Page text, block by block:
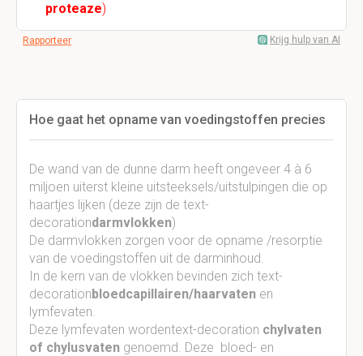
proteaze)
Rapporteer Krijg hulp van AI
Hoe gaat het opname van voedingstoffen precies
De wand van de dunne darm heeft ongeveer 4 à 6
miljoen uiterst kleine uitsteeksels/uitstulpingen die op
haartjes lijken (deze zijn de text-
decorationdarmvlokken)
De darmvlokken zorgen voor de opname /resorptie
van de voedingstoffen uit de darminhoud.
In de kern van de vlokken bevinden zich text-
decorationbloedcapillairen/haarvaten en
lymfevaten.
Deze lymfevaten wordentext-decoration chylvaten
of chylusvaten genoemd. Deze bloed- en